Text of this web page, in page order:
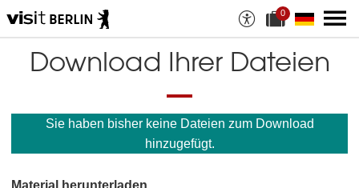
A
u
w
a
n
a
0
a
k
u
e
D
t
Download Ihrer Dateien
Sie haben bisher keine Dateien zum Download
hinzugefügt.
Material herunterladen